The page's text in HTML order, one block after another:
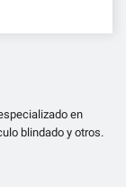
en
blindado y otros.